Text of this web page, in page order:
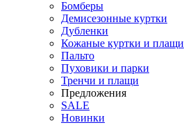
Бомберы
Демисезонные куртки
Дубленки
Кожаные куртки и плащи
Пальто
Пуховики и парки
Тренчи и плащи
Предложения
SALE
Новинки